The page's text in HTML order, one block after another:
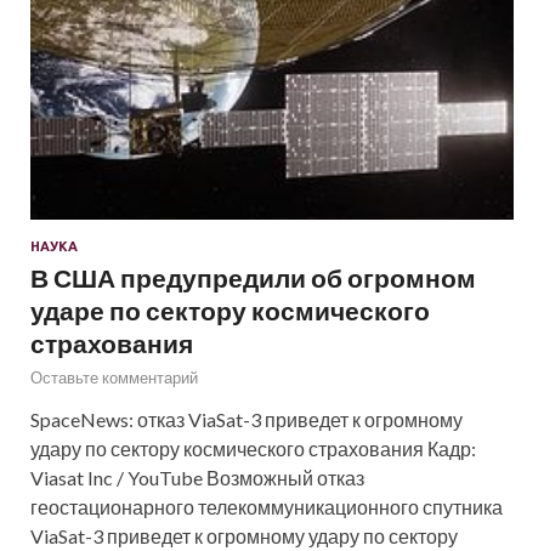
НАУКА
В США предупредили об огромном
ударе по сектору космического
страхования
Оставьте комментарий
SpaceNews: отказ ViaSat-3 приведет к огромному
удару по сектору космического страхования Кадр:
Viasat Inc / YouTube Возможный отказ
геостационарного телекоммуникационного спутника
ViaSat-3 приведет к огромному удару по сектору